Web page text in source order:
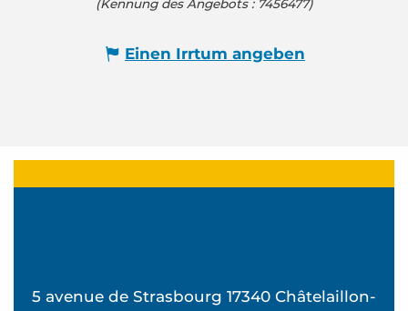
(Kennung des Angebots : 7456477)
Einen Irrtum angeben
5 avenue de Strasbourg 17340 Châtelaillon-